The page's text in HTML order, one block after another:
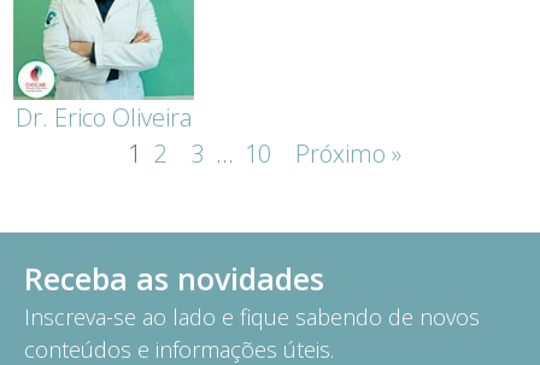
Dr. Erico Oliveira
1 2 3 … 10 Próximo »
Receba as novidades
Inscreva-se ao lado e fique sabendo de novos
conteúdos e informações úteis.